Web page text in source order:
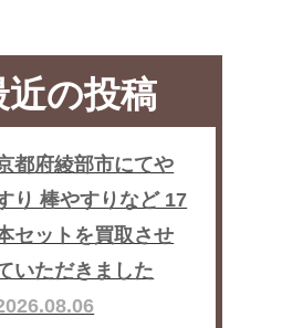
近の投稿
都府綾部市にてや
り 棒やすりなど 17
セットを買取させ
いただきました